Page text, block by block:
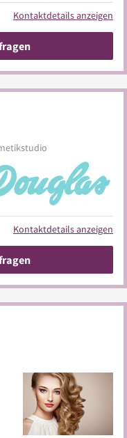
Kontaktdetails anzeigen
Kontaktdetails anzeigen